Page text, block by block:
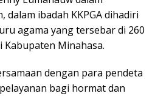
dalam ibadah KKPGA dihadiri
agama yang tersebar di 260
Kabupaten Minahasa.
dengan para pendeta
bagi hormat dan